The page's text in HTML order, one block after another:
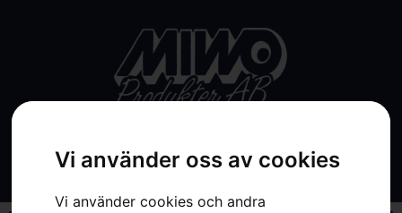
Vi använder oss av cookies
Vi använder cookies och andra